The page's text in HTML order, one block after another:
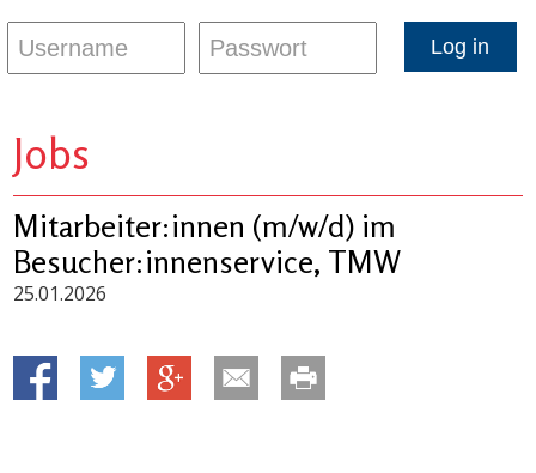
Jobs
Mitarbeiter:innen (m/w/d) im
Besucher:innenservice, TMW
25.01.2026